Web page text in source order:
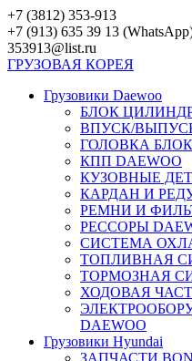
Перейти
к
контенту
+7 (3812) 353-913
+7 (913) 635 39 13
353913@list.ru
ГРУЗОВАЯ КОРЕЯ
Грузовики Daewoo
БЛОК
ВПУСК/ВЫПУСК
ГОЛОВКА
КПП DAEWOO
КУЗОВНЫЕ
КАРДАН И
РЕМНИ И
РЕССОРЫ
СИСТЕМА
ТОПЛИВНАЯ
ТОРМОЗНАЯ
ХОДОВАЯ
DAEWOO
Грузовики Hyundai
ЗАПЧАСТИ